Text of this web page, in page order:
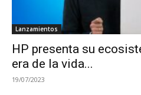
Lanzamientos
HP presenta su
era de la vida...
19/07/2023